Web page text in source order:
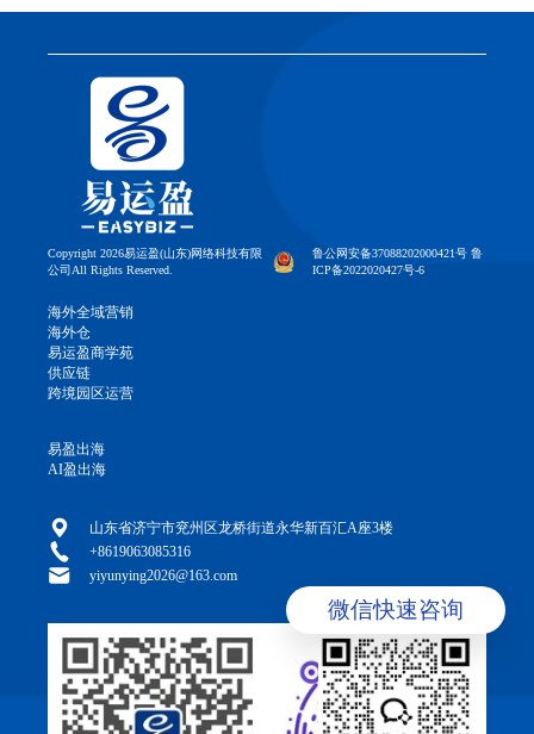
微信快速咨询
Copyright 2026易运盈(山东)网络科技有限
公司All Rights Reserved.
鲁公网安备37088202000421号 鲁
ICP备2022020427号-6
海外全域营销
海外仓
易运盈商学苑
供应链
跨境园区运营
易盈出海
AI盈出海
山东省济宁市兖州区龙桥街道永华新百汇A座3楼
+8619063085316
yiyunying2026@163.com